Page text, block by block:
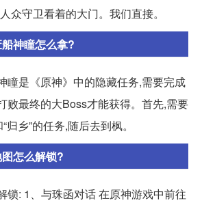
众守卫看着的大门。我们直接。
神瞳怎么拿?
瞳是《原神》中的隐藏任务,需要完成
败最终的大Boss才能获得。首先,需要
归乡”的任务,随后去到枫。
怎么解锁?
锁: 1、与珠函对话 在原神游戏中前往